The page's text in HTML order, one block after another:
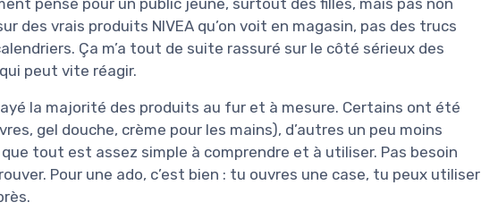
des vrais produits NIVEA qu’on voit en magasin, pas des trucs
Ça m’a tout de suite rassuré sur le côté sérieux des
peut vite réagir.
la majorité des produits au fur et à mesure. Certains ont été
gel douche, crème pour les mains), d’autres un peu moins
que tout est assez simple à comprendre et à utiliser. Pas besoin
Pour une ado, c’est bien : tu ouvres une case, tu peux utiliser